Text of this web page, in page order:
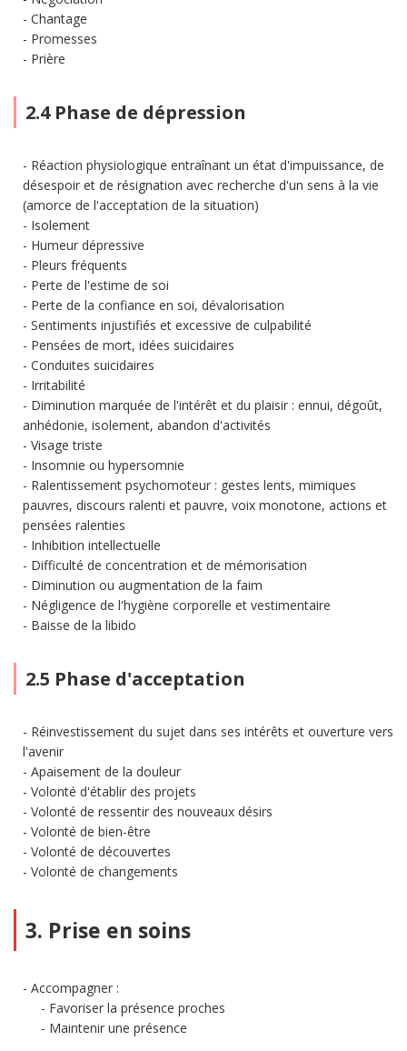
Chantage
Promesses
Prière
2.4 Phase de dépression
Réaction physiologique entraînant un état d'impuissance, de
désespoir et de résignation avec recherche d'un sens à la vie
(amorce de l'acceptation de la situation)
Isolement
Humeur dépressive
Pleurs fréquents
Perte de l'estime de soi
Perte de la confiance en soi, dévalorisation
Sentiments injustifiés et excessive de culpabilité
Pensées de mort, idées suicidaires
Conduites suicidaires
Irritabilité
Diminution marquée de l'intérêt et du plaisir : ennui, dégoût,
anhédonie, isolement, abandon d'activités
Visage triste
Insomnie ou hypersomnie
Ralentissement psychomoteur : gestes lents, mimiques
pauvres, discours ralenti et pauvre, voix monotone, actions et
pensées ralenties
Inhibition intellectuelle
Difficulté de concentration et de mémorisation
Diminution ou augmentation de la faim
Négligence de l'hygiène corporelle et vestimentaire
Baisse de la libido
2.5 Phase d'acceptation
Réinvestissement du sujet dans ses intérêts et ouverture vers
l'avenir
Apaisement de la douleur
Volonté d'établir des projets
Volonté de ressentir des nouveaux désirs
Volonté de bien-être
Volonté de découvertes
Volonté de changements
3. Prise en soins
Accompagner :
Favoriser la présence proches
Maintenir une présence